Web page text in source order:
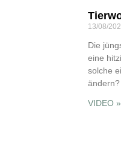
13/08/
Die
eine
solche
VIDEO »